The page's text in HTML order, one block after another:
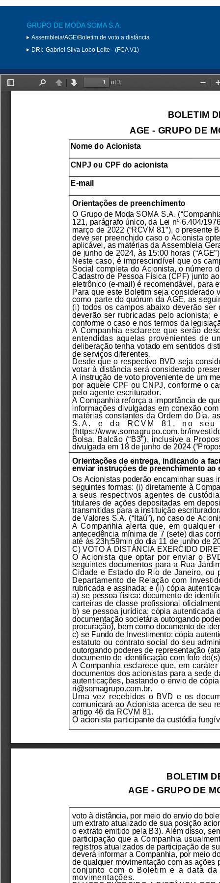
GRUPO DE MODA SOMA S.A.
Assembleia\AGE\Boletim de voto a distância
DRI: Gabriel Silva Lobo Leite - (FCA V1)